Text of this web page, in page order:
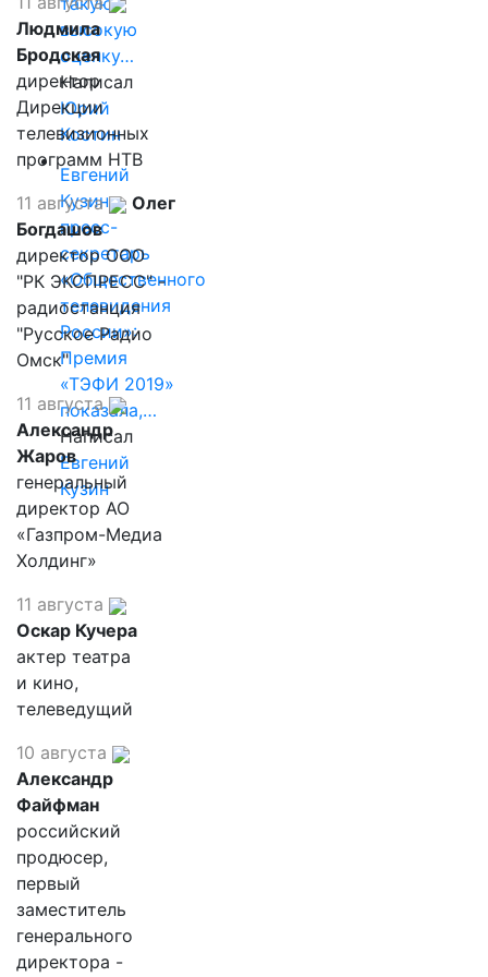
высокую
оценку…
Написал
Юрий
Костин
Евгений
Кузин,
пресс-
секретарь
«Общественного
телевидения
России»:
Премия
«ТЭФИ 2019»
показала,…
Написал
Евгений
Кузин
Людмила
Бродская
директор
Дирекции
телевизионных
программ НТВ
11 августа
Олег
Богдашов
директор ООО
"РК ЭКСПРЕСС" -
радиостанция
"Русское Радио
Омск"
11 августа
Александр
Жаров
генеральный
директор АО
«Газпром-Медиа
Холдинг»
11 августа
Оскар Кучера
актер театра
и кино,
телеведущий
10 августа
Александр
Файфман
российский
продюсер,
первый
заместитель
генерального
директора -